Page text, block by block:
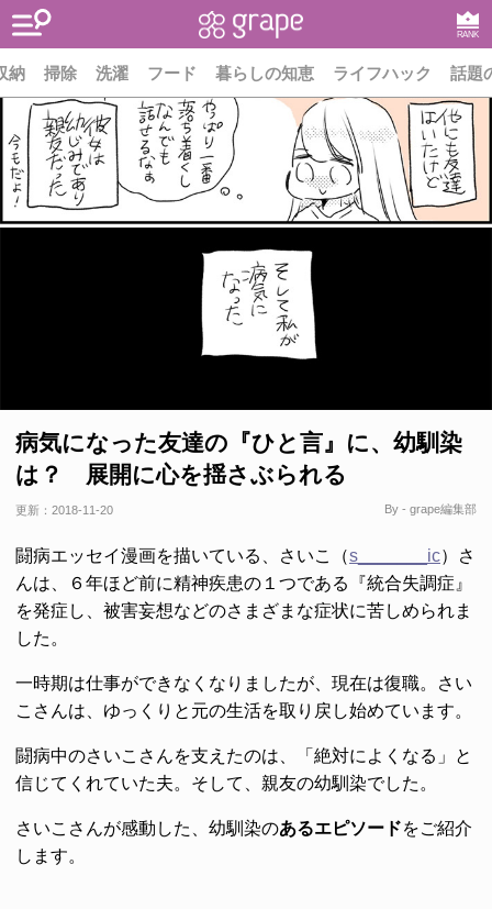
RANK
納 掃除 洗濯 フード 暮らしの知恵 ライフハック 話題
病気になった友達の『ひと言』に、幼馴染
は？ 展開に心を揺さぶられる
更新： 2018-11-20 By - grape編集部
闘病エッセイ漫画を描いている、さいこ（s_______ic）さ
んは、６年ほど前に精神疾患の１つである『統合失調症』
を発症し、被害妄想などのさまざまな症状に苦しめられま
した。
一時期は仕事ができなくなりましたが、現在は復職。さい
こさんは、ゆっくりと元の生活を取り戻し始めています。
闘病中のさいこさんを支えたのは、「絶対によくなる」と
信じてくれていた夫。そして、親友の幼馴染でした。
さいこさんが感動した、幼馴染のあるエピソードをご紹介
します。